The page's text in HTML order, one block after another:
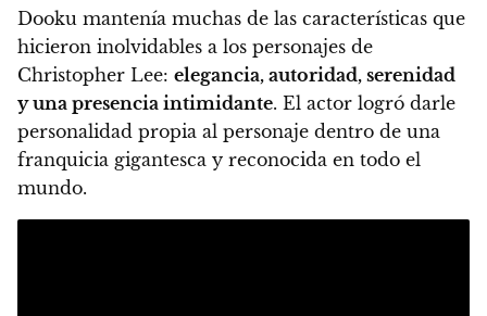
Dooku mantenía muchas de las características que
hicieron inolvidables a los personajes de
Christopher Lee: elegancia, autoridad, serenidad
y una presencia intimidante. El actor logró darle
personalidad propia al personaje dentro de una
franquicia gigantesca y reconocida en todo el
mundo.